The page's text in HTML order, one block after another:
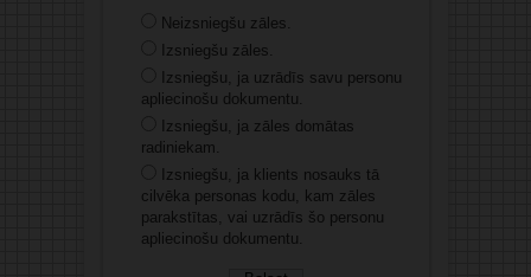
Neizsniegšu zāles.
Izsniegšu zāles.
Izsniegšu, ja uzrādīs savu personu
apliecinošu dokumentu.
Izsniegšu, ja zāles domātas
radiniekam.
Izsniegšu, ja klients nosauks tā
cilvēka personas kodu, kam zāles
parakstītas, vai uzrādīs šo personu
apliecinošu dokumentu.